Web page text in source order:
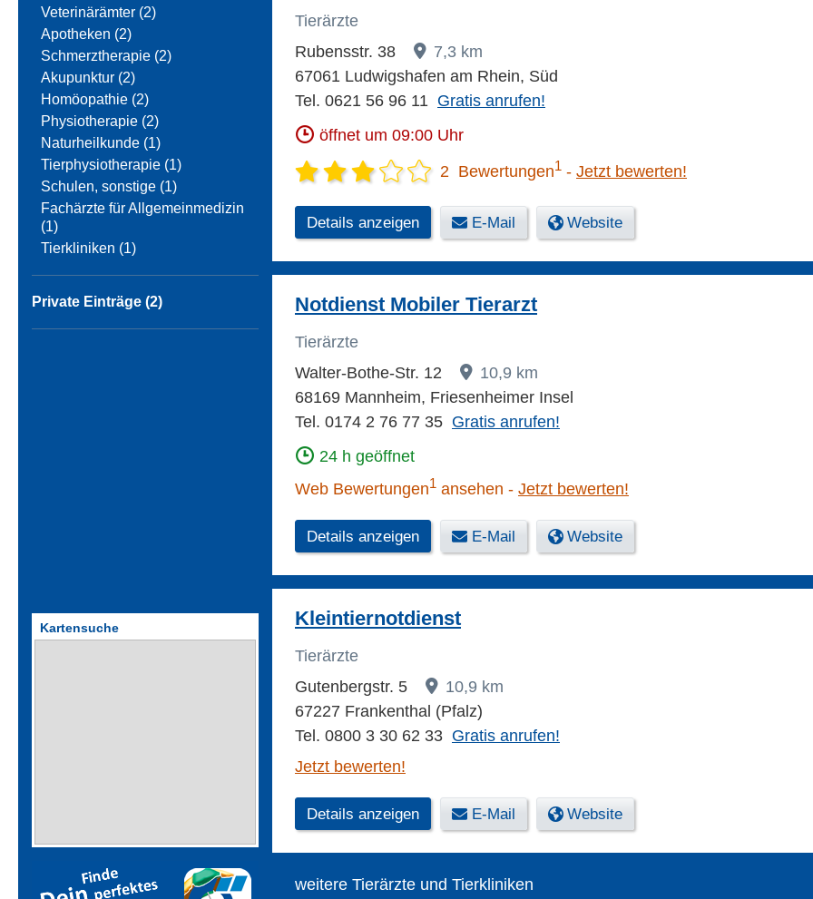
Veterinärämter (2)
Apotheken (2)
Schmerztherapie (2)
Akupunktur (2)
Homöopathie (2)
Physiotherapie (2)
Naturheilkunde (1)
Tierphysiotherapie (1)
Schulen, sonstige (1)
Fachärzte für Allgemeinmedizin
(1)
Tierkliniken (1)
Private Einträge (2)
Tierärzte
Rubensstr. 38
7,3 km
67061 Ludwigshafen am Rhein, Süd
Tel. 0621 56 96 11 Gratis anrufen!
öffnet um 09:00 Uhr
2 Bewertungen1 Jetzt bewerten!
Details anzeigen E-Mail Website
Notdienst Mobiler Tierarzt
Tierärzte
Walter-Bothe-Str. 12
10,9 km
68169 Mannheim, Friesenheimer Insel
Tel. 0174 2 76 77 35 Gratis anrufen!
24 h geöffnet
Web Bewertungen1 ansehen Jetzt bewerten!
Details anzeigen E-Mail Website
Kleintiernotdienst
Tierärzte
Gutenbergstr. 5
10,9 km
67227 Frankenthal (Pfalz)
Tel. 0800 3 30 62 33 Gratis anrufen!
Jetzt bewerten!
Details anzeigen E-Mail Website
weitere Tierärzte und Tierkliniken
Kartensuche